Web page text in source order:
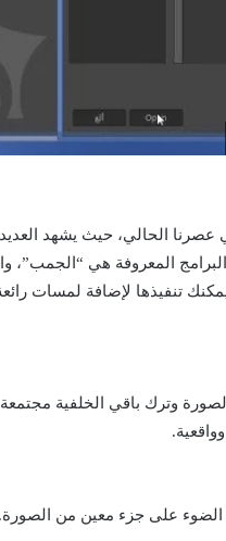
عصرنا الحالي، حيث يشهد
المعروفة هي “الجمب”،
تنفيذها لإضافة لمسات
وترك باقي الخلفية
الضوء على جزء معين من